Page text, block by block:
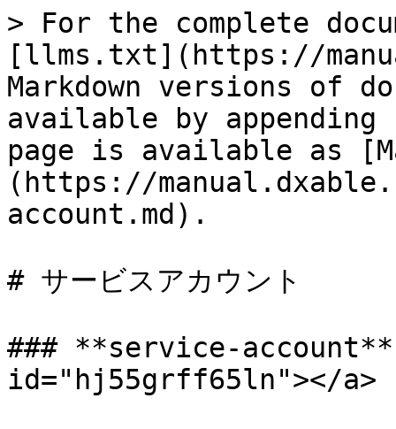
> For the complete
[llms.txt](https://
Markdown versions of
available by
page is available as
(https://
account.md).
# サービスアカウント
### **service-
id="hj55grff65ln"></a>